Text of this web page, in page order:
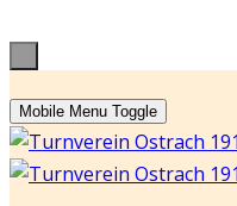
Mobile Menu Toggle
Year
Month
Year
Month